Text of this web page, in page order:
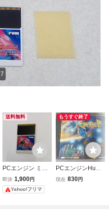
7
送料無料
PCエンジン ミス
ターヘリ Mr HELI
Huカード
即決 1,900円
Yahoo!フリマ
もうすぐ終了
PCエンジンHuカ
ードソフト 魔界八
現在 830円